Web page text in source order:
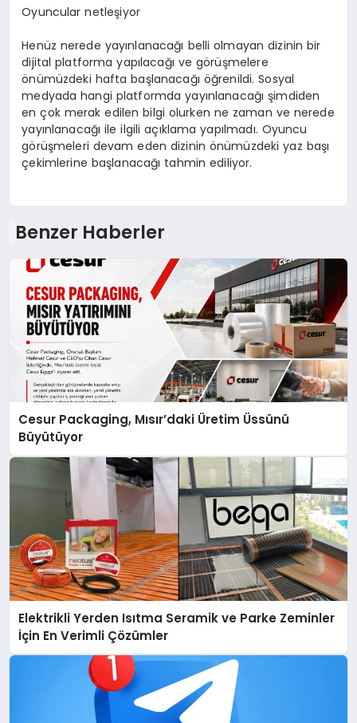
Oyuncular netleşiyor
Henüz nerede yayınlanacağı belli olmayan dizinin bir
dijital platforma yapılacağı ve görüşmelere
önümüzdeki hafta başlanacağı öğrenildi. Sosyal
medyada hangi platformda yayınlanacağı şimdiden
en çok merak edilen bilgi olurken ne zaman ve nerede
yayınlanacağı ile ilgili açıklama yapılmadı. Oyuncu
görüşmeleri devam eden dizinin önümüzdeki yaz başı
çekimlerine başlanacağı tahmin ediliyor.
Benzer Haberler
Cesur Packaging, Mısır’daki Üretim Üssünü
Büyütüyor
Elektrikli Yerden Isıtma Seramik ve Parke Zeminler
İçin En Verimli Çözümler